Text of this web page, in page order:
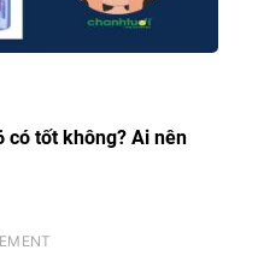
có tốt không? Ai nên